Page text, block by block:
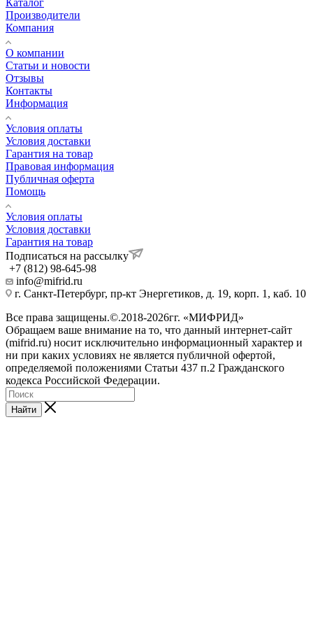
Производители
Компания
О компании
Статьи и новости
Отзывы
Контакты
Информация
Условия оплаты
Условия доставки
Гарантия на товар
Правовая информация
Публичная оферта
Помощь
Условия оплаты
Условия доставки
Гарантия на товар
Подписаться на рассылку
+7 (812) 98-645-98
info@mifrid.ru
г. Санкт-Петербург, пр-кт Энергетиков, д. 19, корп. 1, каб. 10
Все права защищены.©.2018-2026гг. «МИФРИД»
Обращаем ваше внимание на то, что данный интернет-сайт
(mifrid.ru) носит исключительно информационный характер и
ни при каких условиях не является публичной офертой,
определяемой положениями Статьи 437 п.2 Гражданского
кодекса Российской Федерации.
Найти